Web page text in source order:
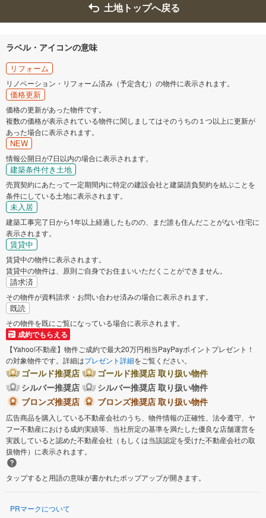
土地トップへ戻る
ラベル・アイコンの意味
リフォーム
リノベーション・リフォーム済み（予定含む）の物件に表示されます。
価格更新
価格の更新があった物件です。
複数の価格が表示されている物件に関しましてはそのうちの１つ以上に更新が
あった場合に表示されます。
NEW
情報公開日が7日以内の場合に表示されます。
建築条件付き土地
売買契約にあたって一定期間内に特定の建設会社と建築請負契約を結ぶことを
条件にしている土地に表示されます。
未入居
建築工事完了日から1年以上経過したものの、まだ誰も住んだことがない住宅に
表示されます。
賃貸中
賃貸中の物件に表示されます。
賃貸中の物件は、原則ご自身でお住まいいただくことができません。
請求済
その物件が資料請求・お問い合わせ済みの場合に表示されます。
既読
その物件を既にご覧になっている場合に表示されます。
成約でもらえる
【Yahoo!不動産】物件ご成約で最大20万円相当PayPayポイントプレゼント！
の対象物件です。詳細はプレゼント詳細をご覧ください。
ゴールド推奨店
ゴールド推奨店 取り扱い物件
シルバー推奨店
シルバー推奨店 取り扱い物件
ブロンズ推奨店
ブロンズ推奨店 取り扱い物件
広告商品を購入している不動産会社のうち、物件情報の正確性、法令遵守、ヤ
フー不動産における成約実績等、当社所定の基準を満たした優良な店舗運営を
実践していると認めた不動産会社（もしくは当該認定を受けた不動産会社の取
扱物件）に表示されます。
タップすると用語の意味が書かれたポップアップが開きます。
PRマークについて